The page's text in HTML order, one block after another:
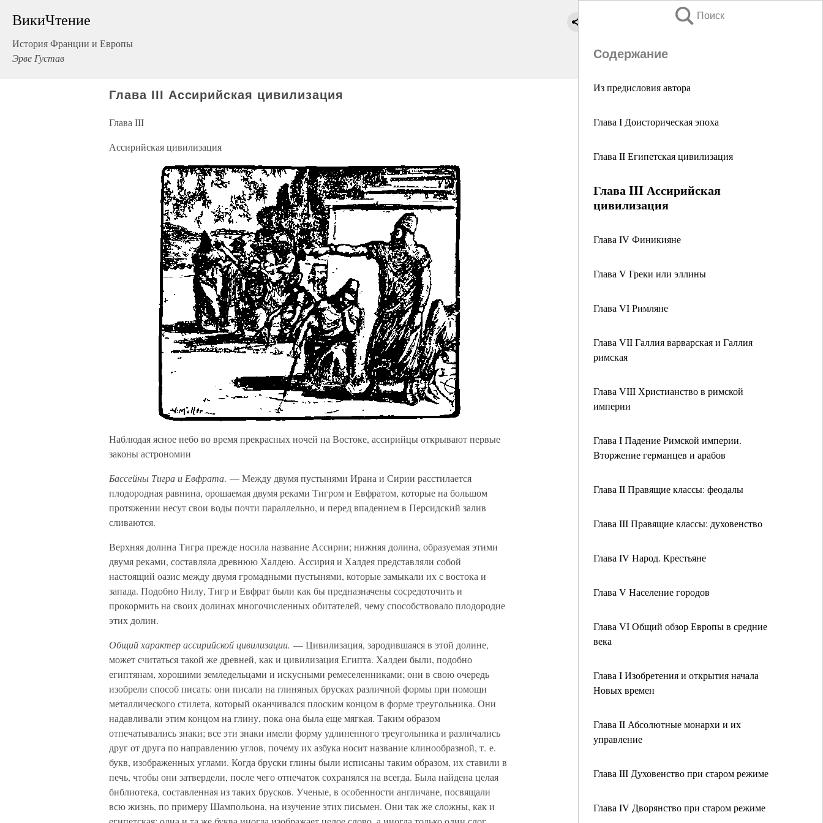
ВикиЧтение
История Франции и Европы
Эрве Густав
Поиск
Содержание
Из предисловия автора
Глава I Доисторическая эпоха
Глава II Египетская цивилизация
Глава III Ассирийская
цивилизация
Глава IV Финикияне
Глава V Греки или эллины
Глава VI Римляне
Глава VII Галлия варварская и Галлия
римская
Глава VIII Христианство в римской
империи
Глава I Падение Римской империи.
Вторжение германцев и арабов
Глава II Правящие классы: феодалы
Глава III Правящие классы: духовенство
Глава IV Народ. Крестьяне
Глава V Население городов
Глава VI Общий обзор Европы в средние
века
Глава I Изобретения и открытия начала
Новых времен
Глава II Абсолютные монархи и их
управление
Глава III Духовенство при старом режиме
Глава IV Дворянство при старом режиме
Глава III Ассирийская цивилизация
Глава III
Ассирийская цивилизация
Наблюдая ясное небо во время прекрасных ночей на Востоке, ассирийцы открывают первые
законы астрономии
Бассейны Тигра и Евфрата. — Между двумя пустынями Ирана и Сирии расстилается
плодородная равнина, орошаемая двумя реками Тигром и Евфратом, которые на большом
протяжении несут свои воды почти параллельно, и перед впадением в Персидский залив
сливаются.
Верхняя долина Тигра прежде носила название Ассирии; нижняя долина, образуемая этими
двумя реками, составляла древнюю Халдею. Ассирия и Халдея представляли собой
настоящий оазис между двумя громадными пустынями, которые замыкали их с востока и
запада. Подобно Нилу, Тигр и Евфрат были как бы предназначены сосредоточить и
прокормить на своих долинах многочисленных обитателей, чему способствовало плодородие
этих долин.
Общий характер ассирийской цивилизации. — Цивилизация, зародившаяся в этой долине,
может считаться такой же древней, как и цивилизация Египта. Халдеи были, подобно
египтянам, хорошими земледельцами и искусными ремеселенниками; они в свою очередь
изобрели способ писать: они писали на глиняных брусках различной формы при помощи
металлического стилета, который оканчивался плоским концом в форме треугольника. Они
надавливали этим концом на глину, пока она была еще мягкая. Таким образом
отпечатывались знаки; все эти знаки имели форму удлиненного треугольника и различались
друг от друга по направлению углов, почему их азбука носит название клинообразной, т. е.
букв, изображенных углами. Когда бруски глины были исписаны таким образом, их ставили в
печь, чтобы они затвердели, после чего отпечаток сохранялся на всегда. Была найдена целая
библиотека, составленная из таких брусков. Ученые, в особенности англичане, посвящали
всю жизнь, по примеру Шампольона, на изучение этих письмен. Они так же сложны, как и